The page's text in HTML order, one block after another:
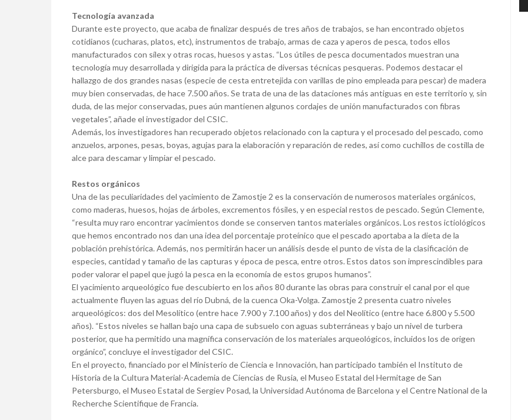
Tecnología avanzada
Durante este proyecto, que acaba de finalizar después de tres años de trabajos, se han encontrado objetos
cotidianos (cucharas, platos, etc), instrumentos de trabajo, armas de caza y aperos de pesca, todos ellos
manufacturados con sílex y otras rocas, huesos y astas. “Los útiles de pesca documentados muestran una
tecnología muy desarrollada y dirigida para la práctica de diversas técnicas pesqueras. Podemos destacar el
hallazgo de dos grandes nasas (especie de cesta entretejida con varillas de pino empleada para pescar) de madera
muy bien conservadas, de hace 7.500 años. Se trata de una de las dataciones más antiguas en este territorio y, sin
duda, de las mejor conservadas, pues aún mantienen algunos cordajes de unión manufacturados con fibras
vegetales”, añade el investigador del CSIC.
Además, los investigadores han recuperado objetos relacionado con la captura y el procesado del pescado, como
anzuelos, arpones, pesas, boyas, agujas para la elaboración y reparación de redes, así como cuchillos de costilla de
alce para descamar y limpiar el pescado.
Restos orgánicos
Una de las peculiaridades del yacimiento de Zamostje 2 es la conservación de numerosos materiales orgánicos,
como maderas, huesos, hojas de árboles, excrementos fósiles, y en especial restos de pescado. Según Clemente,
“resulta muy raro encontrar yacimientos donde se conserven tantos materiales orgánicos. Los restos ictiológicos
que hemos encontrado nos dan una idea del porcentaje proteínico que el pescado aportaba a la dieta de la
población prehistórica. Además, nos permitirán hacer un análisis desde el punto de vista de la clasificación de
especies, cantidad y tamaño de las capturas y época de pesca, entre otros. Estos datos son imprescindibles para
poder valorar el papel que jugó la pesca en la economía de estos grupos humanos”.
El yacimiento arqueológico fue descubierto en los años 80 durante las obras para construir el canal por el que
actualmente fluyen las aguas del río Dubná, de la cuenca Oka-Volga. Zamostje 2 presenta cuatro niveles
arqueológicos: dos del Mesolítico (entre hace 7.900 y 7.100 años) y dos del Neolítico (entre hace 6.800 y 5.500
años). “Estos niveles se hallan bajo una capa de subsuelo con aguas subterráneas y bajo un nivel de turbera
posterior, que ha permitido una magnífica conservación de los materiales arqueológicos, incluidos los de origen
orgánico”, concluye el investigador del CSIC.
En el proyecto, financiado por el Ministerio de Ciencia e Innovación, han participado también el Instituto de
Historia de la Cultura Material-Academia de Ciencias de Rusia, el Museo Estatal del Hermitage de San
Petersburgo, el Museo Estatal de Sergiev Posad, la Universidad Autónoma de Barcelona y el Centre National de la
Recherche Scientifique de Francia.